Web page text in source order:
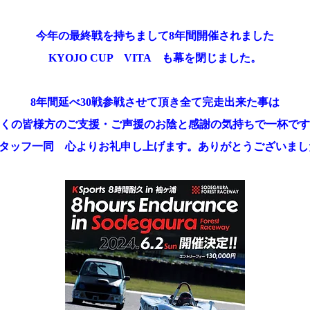
今年の最終戦を持ちまして8年間開催されました
KYOJO CUP VITA も幕を閉じました。
8年間延べ30戦参戦させて頂き全て完走出来た事は
の皆様方のご支援・ご声援のお陰と感謝の気持ちで一杯で
ッフ一同 心よりお礼申し上げます。ありがとうございま